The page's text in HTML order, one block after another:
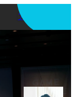
アプリを使う